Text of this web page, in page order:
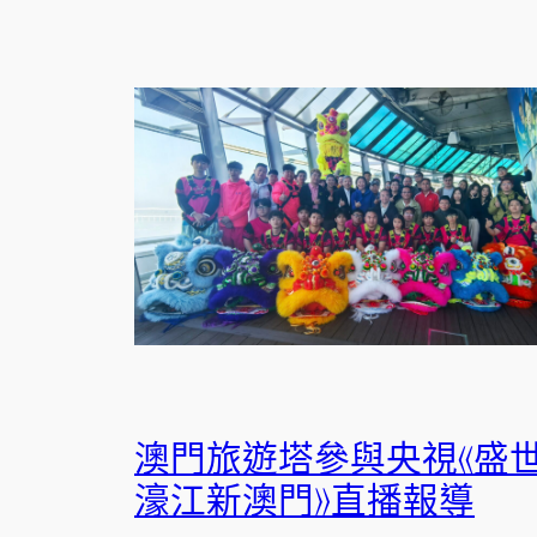
澳門旅遊塔參與央視《盛
濠江新澳門》直播報導